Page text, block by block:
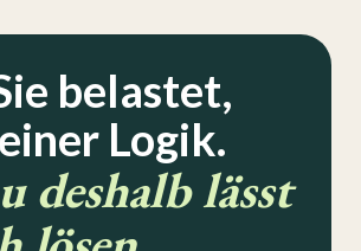
belastet,
Logik.
deshalb lässt